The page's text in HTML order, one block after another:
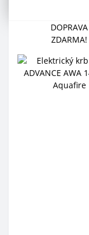
DOPRAVA
ZDARMA!